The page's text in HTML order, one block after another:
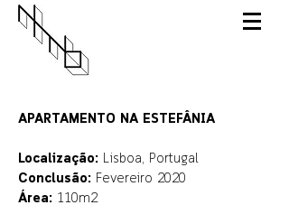
APARTAMENTO NA ESTEFÂNIA
Localização: Lisboa, Portugal
Conclusão: Fevereiro 2020
Área: 110m2